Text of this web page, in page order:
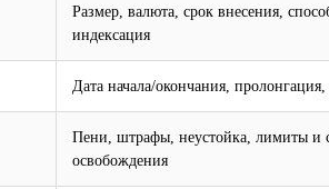
Размер, валюта, срок внесения,
индексация
Дата начала/окончания,
Пени, штрафы, неустойка, лимиты и
освобождения